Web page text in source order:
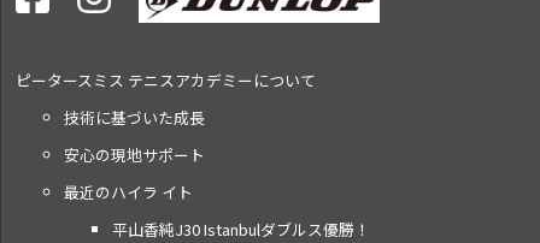
ピータースミス テニスアカデミーについて
技術に基づいた成長
安心の現地サポート
最近のハイラ イト
平山香純J30 Istanbulダブルス優勝！